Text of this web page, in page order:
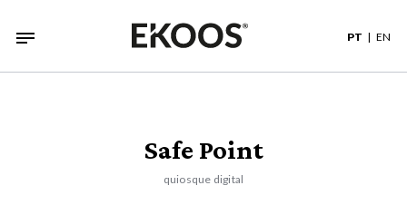
PT EN
Safe Point
quiosque digital